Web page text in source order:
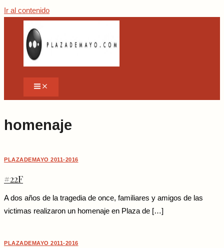
Ir al contenido
homenaje
PLAZADEMAYO 2011-2016
#22F
A dos años de la tragedia de once, familiares y amigos de las
victimas realizaron un homenaje en Plaza de […]
PLAZADEMAYO 2011-2016